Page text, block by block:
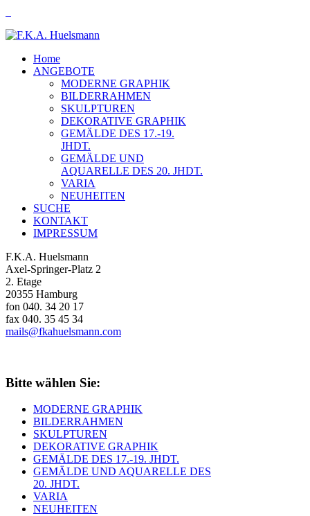
Home
ANGEBOTE
MODERNE GRAPHIK
BILDERRAHMEN
SKULPTUREN
DEKORATIVE GRAPHIK
GEMÄLDE DES 17.-19.
JHDT.
GEMÄLDE UND
AQUARELLE DES 20. JHDT.
VARIA
NEUHEITEN
SUCHE
KONTAKT
IMPRESSUM
F.K.A. Huelsmann
Axel-Springer-Platz 2
2. Etage
20355 Hamburg
fon 040. 34 20 17
fax 040. 35 45 34
mails@fkahuelsmann.com
Bitte wählen Sie:
MODERNE GRAPHIK
BILDERRAHMEN
SKULPTUREN
DEKORATIVE GRAPHIK
GEMÄLDE DES 17.-19. JHDT.
GEMÄLDE UND AQUARELLE DES
20. JHDT.
VARIA
NEUHEITEN